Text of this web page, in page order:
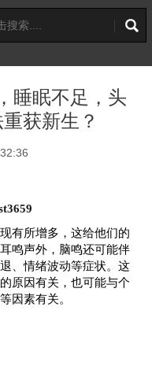
睡眠不足，头
获新生？
有所增多，这给他们的
鸣声外，脑鸣还可能伴
、情绪波动等症状。这
原因有关，也可能与个
因素有关。